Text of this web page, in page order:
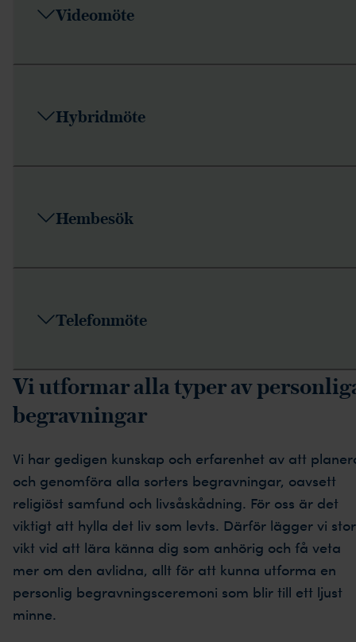
Videomöte
Hybridmöte
Hembesök
Telefonmöte
Vi utformar alla typer av
begravningar
Vi har gedigen kunskap och erfarenhet av att
och genomföra alla sorters begravningar, oavsett
religiöst samfund och livsåskådning. För oss är det
viktigt att hylla det liv som levts. Därför lägger vi stor
vikt vid att lära känna dig som anhörig och få veta
mer om den avlidna, allt för att kunna utforma en
personlig begravningsceremoni som blir till ett ljust
minne.